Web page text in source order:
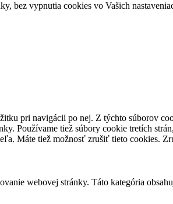
bez vypnutia cookies vo Vašich
pri navigácii po nej. Z týchto súborov
Používame tiež súbory cookie tretích
Máte tiež možnosť zrušiť tieto cookies.
webovej stránky. Táto kategória